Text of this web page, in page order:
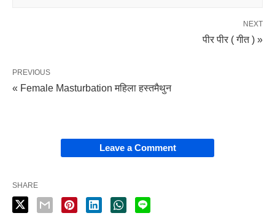
NEXT
पीर पीर ( गीत ) »
PREVIOUS
« Female Masturbation महिला हस्तमैथुन
Leave a Comment
SHARE